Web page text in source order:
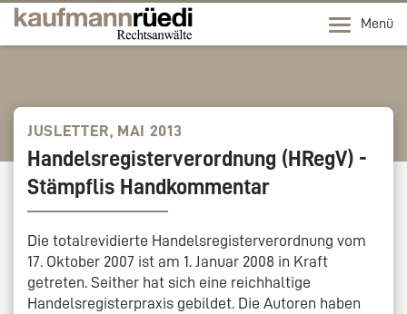
Menü
JUSLETTER, MAI 2013
Handelsregisterverordnung (HRegV) -
Stämpflis Handkommentar
Die totalrevidierte Handelsregisterverordnung vom
17. Oktober 2007 ist am 1. Januar 2008 in Kraft
getreten. Seither hat sich eine reichhaltige
Handelsregisterpraxis gebildet. Die Autoren haben